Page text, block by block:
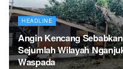
HEADLINE
Angin Kencang
Sejumlah Wilayah
Waspada